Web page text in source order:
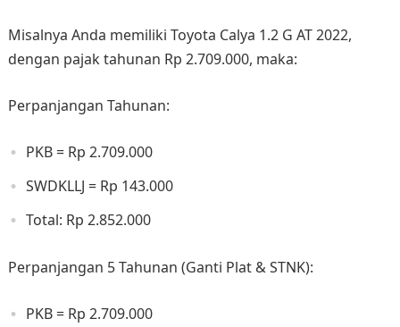
Misalnya Anda memiliki Toyota Calya 1.2 G AT 2022,
dengan pajak tahunan Rp 2.709.000, maka:
Perpanjangan Tahunan:
PKB = Rp 2.709.000
SWDKLLJ = Rp 143.000
Total: Rp 2.852.000
Perpanjangan 5 Tahunan (Ganti Plat & STNK):
PKB = Rp 2.709.000